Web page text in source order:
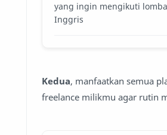
yang ingin mengikuti
Inggris
Kedua, manfaatkan semua
freelance milikmu agar rutin